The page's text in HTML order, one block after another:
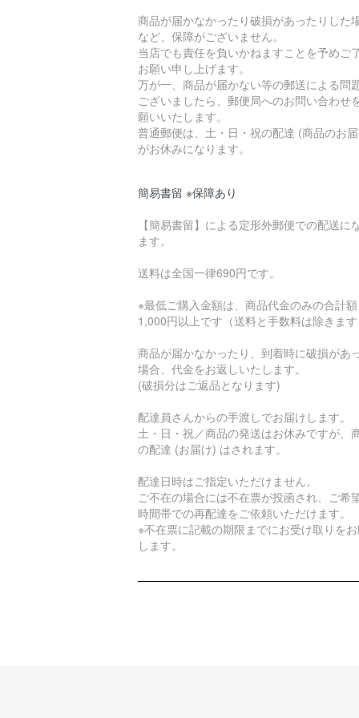
商品が届かなかったり破損があったりした
など、保障がございません。
当店でも責任を負いかねますことを予めご
お願い申し上げます。
万が一、商品が届かない等の郵送による問
ございましたら、郵便局へのお問い合わせ
願いいたします。
普通郵便は、土・日・祝の配達 (商品のお
がお休みになります。
簡易書留 ※保障あり
【簡易書留】による定形外郵便での配送に
ます。
送料は全国一律690円です。
※最低ご購入金額は、商品代金のみの合計額
1,000円以上です（送料と手数料は除きます
商品が届かなかったり、到着時に破損があ
場合、代金をお返しいたします。
(破損分はご返品となります)
配達員さんからの手渡しでお届けします。
土・日・祝／商品の発送はお休みですが、
の配達 (お届け) はされます。
配達日時はご指定いただけません。
ご不在の場合には不在票が投函され、ご希
時間帯での再配達をご依頼いただけます。
※不在票に記載の期限までにお受け取りを
します。